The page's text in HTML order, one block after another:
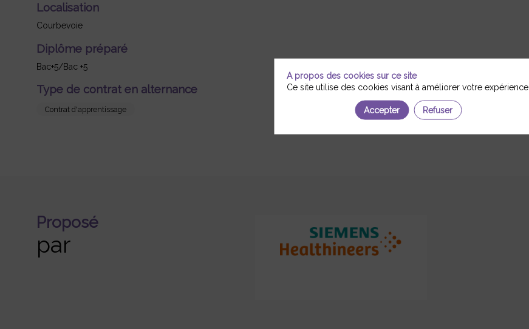
Localisation
Courbevoie
Diplôme préparé
Bac+5/Bac +5
Type de contrat en alternance
Contrat d'apprentissage
Proposé
par
A propos des cookies sur ce site
Ce site utilise des cookies visant à améliorer votre expérience.
Accepter Refuser